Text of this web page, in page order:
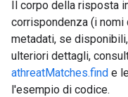
Il corpo della risposta
corrispondenza (i nomi
metadati, se
ulteriori dettagli,
athreatMatches.find e
l'esempio di codice.